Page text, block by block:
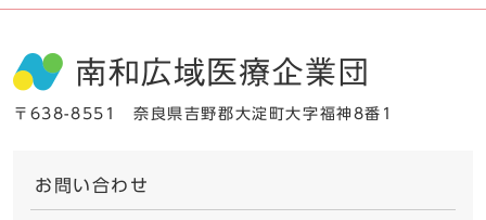
〒638-8551 奈良県吉野郡大淀町大字福神8番1
お問い合わせ